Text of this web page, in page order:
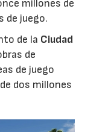
millones de
de juego.
de la Ciudad
de
de juego
dos millones